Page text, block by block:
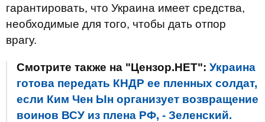
гарантировать, что Украина имеет средства,
необходимые для того, чтобы дать отпор
врагу.
Смотрите также на "Цензор.НЕТ": Украина
готова передать КНДР ее пленных солдат,
если Ким Чен Ын организует возвращение
воинов ВСУ из плена РФ, - Зеленский.